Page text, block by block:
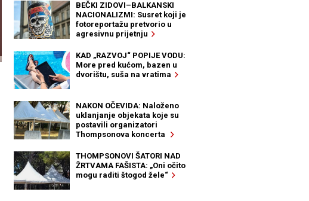
BEČKI ZIDOVI–BALKANSKI
NACIONALIZMI: Susret koji je
fotoreportažu pretvorio u
agresivnu prijetnju
KAD „RAZVOJ“ POPIJE VODU:
More pred kućom, bazen u
dvorištu, suša na vratima
NAKON OČEVIDA: Naloženo
uklanjanje objekata koje su
postavili organizatori
Thompsonova koncerta
THOMPSONOVI ŠATORI NAD
ŽRTVAMA FAŠISTA: „Oni očito
mogu raditi štogod žele“